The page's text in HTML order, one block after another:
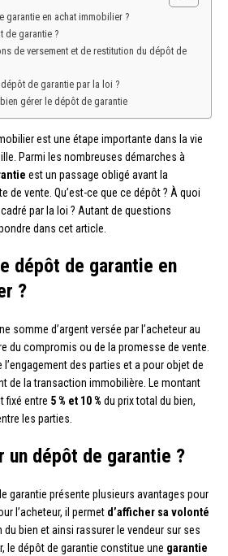
garantie en achat immobilier ?
de garantie ?
de versement et de restitution du dépôt de
de garantie par la loi ?
gérer le dépôt de garantie
est une étape importante dans la vie
Parmi les nombreuses démarches à
est un passage obligé avant la
de vente. Qu’est-ce que ce dépôt ? À quoi
par la loi ? Autant de questions
dans cet article.
dépôt de garantie en
?
somme d’argent versée par l’acheteur au
du compromis ou de la promesse de vente.
l’engagement des parties et a pour objet de
de la transaction immobilière. Le montant
fixé entre 5 % et 10 % du prix total du bien,
les parties.
un dépôt de garantie ?
garantie présente plusieurs avantages pour
l’acheteur, il permet d’afficher sa volonté
du bien et ainsi rassurer le vendeur sur ses
le dépôt de garantie constitue une garantie